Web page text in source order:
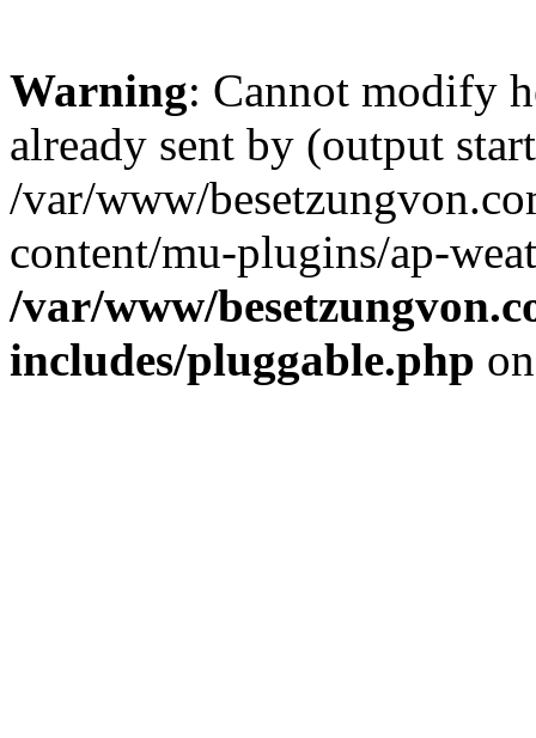
Warning: Cannot modify
already sent by (output
/var/www/
content/mu-plugins/ap-
/var/www/
includes/pluggable.php